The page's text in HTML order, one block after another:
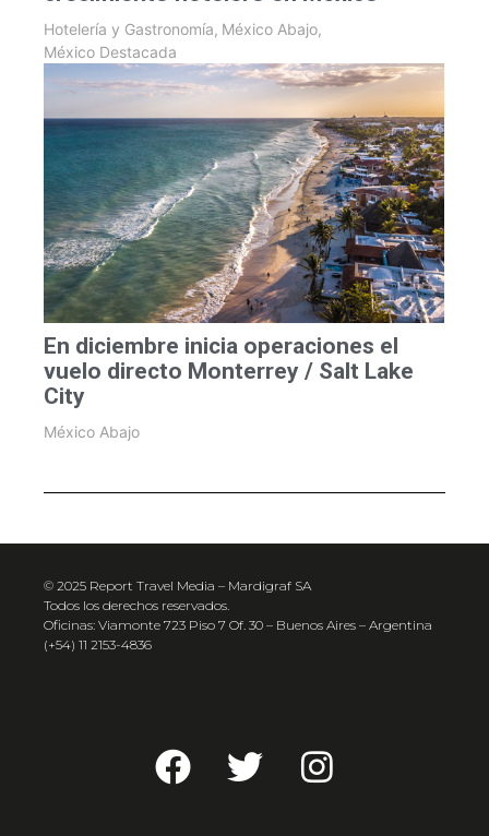
Hotelería y Gastronomía, México Abajo,
México Destacada
En diciembre inicia operaciones el
vuelo directo Monterrey / Salt Lake
City
México Abajo
© 2025 Report Travel Media – Mardigraf SA
Todos los derechos reservados.
Oficinas: Viamonte 723 Piso 7 Of. 30 – Buenos Aires – Argentina
(+54) 11 2153-4836